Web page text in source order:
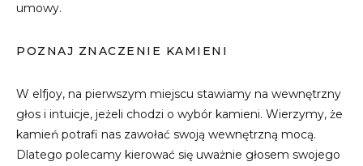
umowy.
POZNAJ ZNACZENIE KAMIENI
W elfjoy, na pierwszym miejscu stawiamy na wewnętrzny
głos i intuicje, jeżeli chodzi o wybór kamieni. Wierzymy, że
kamień potrafi nas zawołać swoją wewnętrzną mocą.
Dlatego polecamy kierować się uważnie głosem swojego